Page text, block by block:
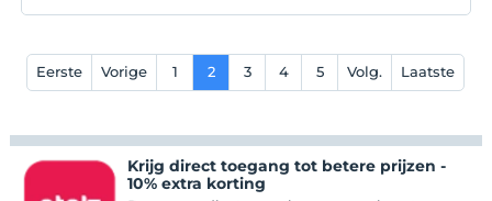
yürüme mesafesinde olup bütün resmi
Eerste Vorige 1 2 3 4 5 Volg. Laatste
Krijg direct toegang tot betere prijzen -
10% extra korting